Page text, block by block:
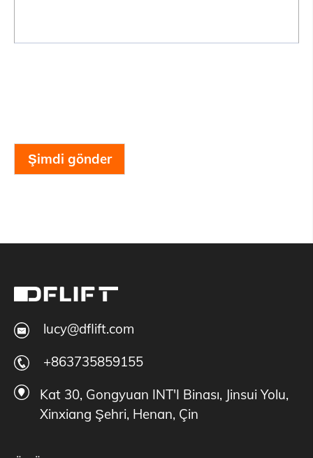
Şimdi gönder
lucy@dflift.com
+863735859155
Kat 30, Gongyuan INT'I Binası, Jinsui Yolu,
Xinxiang Şehri, Henan, Çin